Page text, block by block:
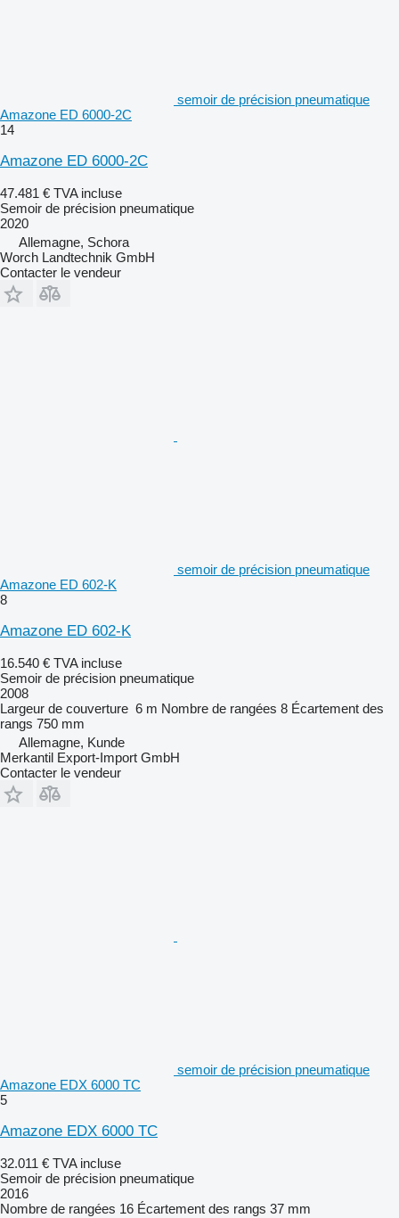
semoir de précision pneumatique
Amazone ED 6000-2C
14
Amazone ED 6000-2C
47.481 € TVA incluse
Semoir de précision pneumatique
2020
Allemagne, Schora
Worch Landtechnik GmbH
Contacter le vendeur
semoir de précision pneumatique
Amazone ED 602-K
8
Amazone ED 602-K
16.540 € TVA incluse
Semoir de précision pneumatique
2008
Largeur de couverture 6 m Nombre de rangées 8 Écartement des
rangs 750 mm
Allemagne, Kunde
Merkantil Export-Import GmbH
Contacter le vendeur
semoir de précision pneumatique
Amazone EDX 6000 TC
5
Amazone EDX 6000 TC
32.011 € TVA incluse
Semoir de précision pneumatique
2016
Nombre de rangées 16 Écartement des rangs 37 mm